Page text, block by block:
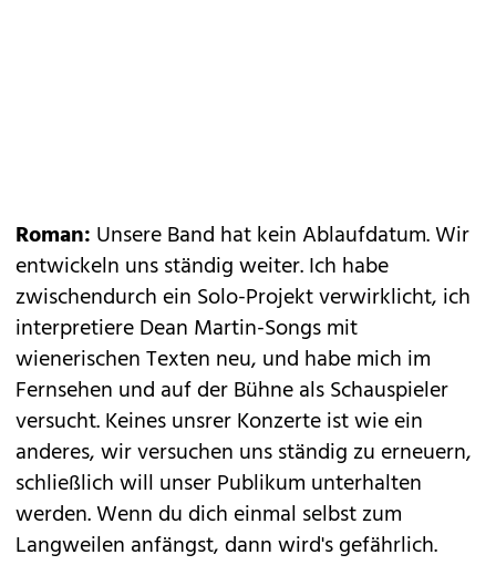
Roman: Unsere Band hat kein Ablaufdatum. Wir
entwickeln uns ständig weiter. Ich habe
zwischendurch ein Solo-Projekt verwirklicht, ich
interpretiere Dean Martin-Songs mit
wienerischen Texten neu, und habe mich im
Fernsehen und auf der Bühne als Schauspieler
versucht. Keines unsrer Konzerte ist wie ein
anderes, wir versuchen uns ständig zu erneuern,
schließlich will unser Publikum unterhalten
werden. Wenn du dich einmal selbst zum
Langweilen anfängst, dann wird's gefährlich.